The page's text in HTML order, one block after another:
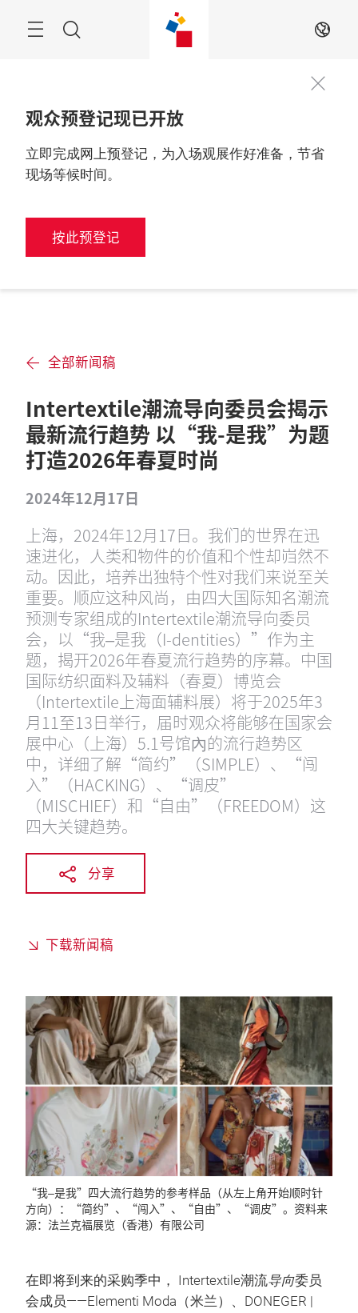
ZH
观众预登记现已开放
立即完成网上预登记，为入场观展作好准备，节省
现场等候时间。
按此预登记
全部新闻稿
Intertextile潮流导向委员会揭示
最新流行趋势 以“我-是我”为题
打造2026年春夏时尚
2024年12月17日
上海，2024年12月17日。我们的世界在迅
速进化，人类和物件的价值和个性却岿然不
动。因此，培养出独特个性对我们来说至关
重要。顺应这种风尚，由四大国际知名潮流
预测专家组成的Intertextile潮流导向委员
会，以“我–是我（I-dentities）”作为主
题，揭开2026年春夏流行趋势的序幕。中国
国际纺织面料及辅料（春夏）博览会
（Intertextile上海面辅料展）将于2025年3
月11至13日举行，届时观众将能够在国家会
展中心（上海）5.1号馆內的流行趋势区
中，详细了解“简约”（SIMPLE）、“闯
入”（HACKING）、“调皮”
（MISCHIEF）和“自由”（FREEDOM）这
四大关键趋势。
分享
下载新闻稿
“我–是我”四大流行趋势的参考样品（从左上角开始顺时针
方向）：“简约”、“闯入”、“自由”、“调皮”。资料来
源：法兰克福展览（香港）有限公司
在即将到来的采购季中， Intertextile潮流导向委员
会成员——Elementi Moda（米兰）、DONEGER |